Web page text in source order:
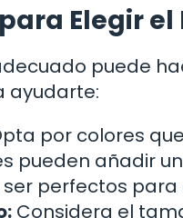
Elegir el
puede
ayudarte:
por colores
pueden añadir
perfectos
Considera el